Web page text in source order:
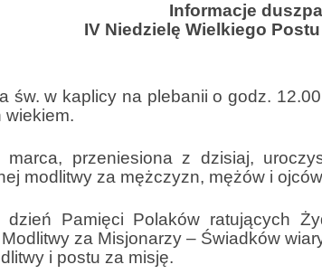
Informacje
IV Niedzielę Wielkiego
św. w kaplicy na plebanii o godz.
wiekiem.
marca, przeniesiona z dzisiaj,
modlitwy za mężczyzn, mężów i
dzień Pamięci Polaków ratujących
za Misjonarzy – Świadków
i postu za misję.